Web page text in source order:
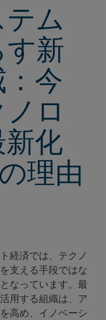
ム
新
今
ロ
化
理由
経済では、テクノ
支える手段ではな
なっています。最
用する組織は、ア
高め、イノベーシ